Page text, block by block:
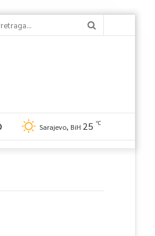
Sarajevo, BiH 25 ℃